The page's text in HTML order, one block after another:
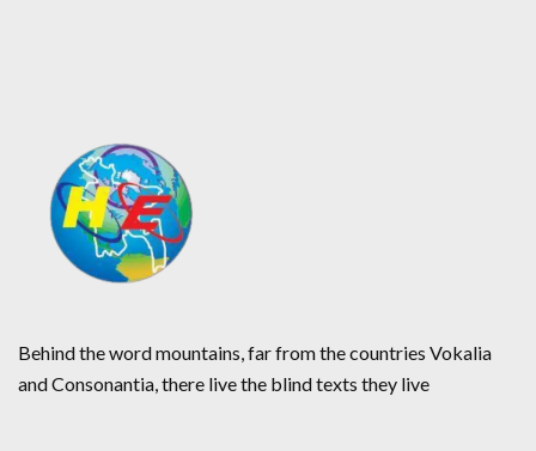
Behind the word mountains, far from the countries Vokalia
and Consonantia, there live the blind texts they live